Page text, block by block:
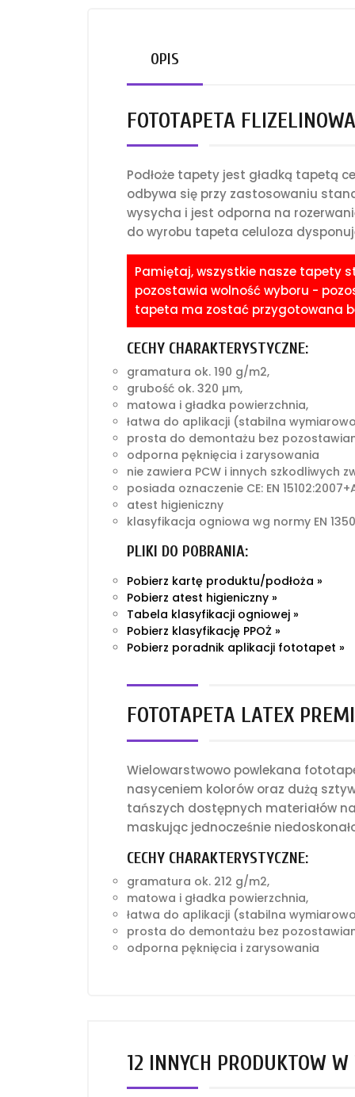
OPIS
FOTOTAPETA
Podłoże tapety jest gładką tapetą
odbywa się przy zastosowaniu
wysycha i jest odporna na
do wyrobu tapeta celuloza
Pamiętaj, wszystkie nasze tapety
pozostawia wolność wyboru -
tapeta ma zostać przygotowana
CECHY CHARAKTERYSTYCZNE:
gramatura ok. 190 g/m2,
grubość ok. 320 µm,
matowa i gładka powierzchnia,
łatwa do aplikacji (stabilna
prosta do demontażu bez
odporna pęknięcia i zarysowania
nie zawiera PCW i innych szkodliwych
posiada oznaczenie CE: EN
atest higieniczny
klasyfikacja ogniowa wg normy EN
PLIKI DO POBRANIA:
Pobierz kartę produktu/podłoża »
Pobierz atest higieniczny »
Tabela klasyfikacji ogniowej »
Pobierz klasyfikację PPOŻ »
Pobierz poradnik aplikacji fototapet »
FOTOTAPETA LATEX
Wielowarstwowo powlekana
nasyceniem kolorów oraz dużą
tańszych dostępnych materiałów
maskując jednocześnie
CECHY CHARAKTERYSTYCZNE:
gramatura ok. 212 g/m2,
matowa i gładka powierzchnia,
łatwa do aplikacji (stabilna
prosta do demontażu bez
odporna pęknięcia i zarysowania
12 INNYCH PRODUKTÓW